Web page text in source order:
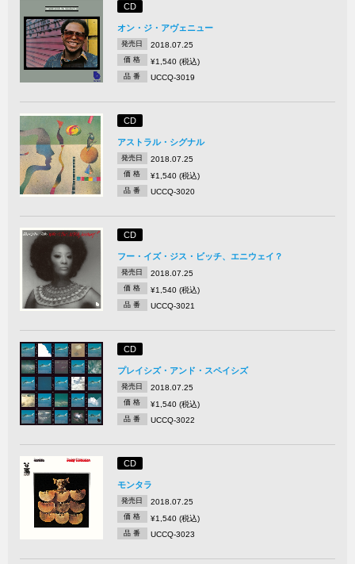
CD
オン・ジ・アヴェニュー
発売日 2018.07.25
価 格 ¥1,540 (税込)
品 番 UCCQ-3019
CD
アストラル・シグナル
発売日 2018.07.25
価 格 ¥1,540 (税込)
品 番 UCCQ-3020
CD
フー・イズ・ジス・ビッチ、エニウェイ？
発売日 2018.07.25
価 格 ¥1,540 (税込)
品 番 UCCQ-3021
CD
プレイシズ・アンド・スペイシズ
発売日 2018.07.25
価 格 ¥1,540 (税込)
品 番 UCCQ-3022
CD
モンタラ
発売日 2018.07.25
価 格 ¥1,540 (税込)
品 番 UCCQ-3023